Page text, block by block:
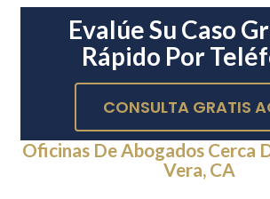
Evalúe Su Caso
Rápido Por
CONSULTA GRATIS
Oficinas De Abogados Cerca
Vera, CA